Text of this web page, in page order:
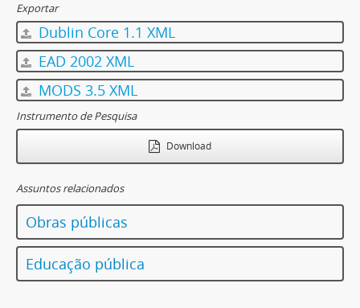
Exportar
Dublin Core 1.1 XML
EAD 2002 XML
MODS 3.5 XML
Instrumento de Pesquisa
Download
Assuntos relacionados
Obras públicas
Educação pública